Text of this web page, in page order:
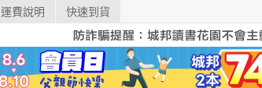
運費說明 快速到貨